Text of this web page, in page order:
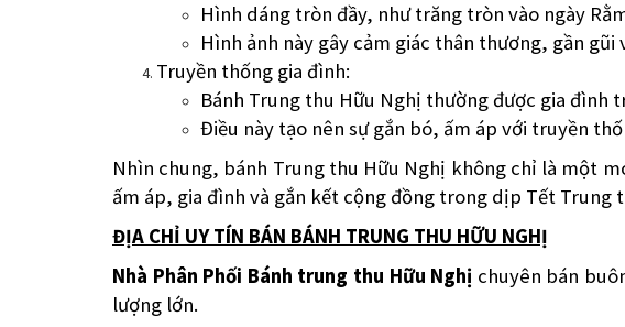
Hình dáng tròn đầy, như trăng tròn vào ngày
Hình ảnh này gây cảm giác thân thương, gần
Truyền thống gia đình:
Bánh Trung thu Hữu Nghị thường được gia đình
Điều này tạo nên sự gắn bó, ấm áp với truyền
Nhìn chung, bánh Trung thu Hữu Nghị không chỉ là một
ấm áp, gia đình và gắn kết cộng đồng trong dịp Tết Trung
ĐỊA CHỈ UY TÍN BÁN BÁNH TRUNG THU HỮU NGHỊ
Nhà Phân Phối Bánh trung thu Hữu Nghị chuyên bán
lượng lớn.